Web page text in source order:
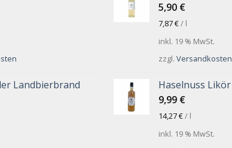
Landbierbrand
5,90 €
7,87€/ l
inkl. 19 % MwSt.
zzgl. Versandkosten
Haselnuss Likör
9,99 €
14,27€/ l
inkl. 19 % MwSt.